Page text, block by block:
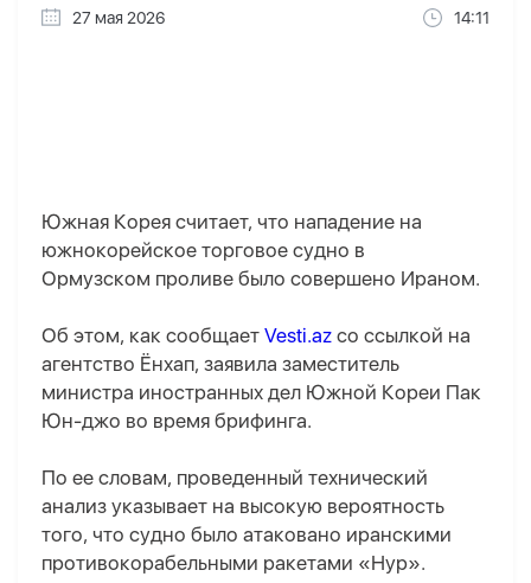
27 мая 2026 14:11
Южная Корея считает, что нападение на
южнокорейское торговое судно в
Ормузском проливе было совершено Ираном.
Об этом, как сообщает Vesti.az со ссылкой на
агентство Ёнхап, заявила заместитель
министра иностранных дел Южной Кореи Пак
Юн-джо во время брифинга.
По ее словам, проведенный технический
анализ указывает на высокую вероятность
того, что судно было атаковано иранскими
противокорабельными ракетами «Нур».